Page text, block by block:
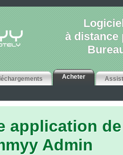
à distance
Acheter
application
Admin